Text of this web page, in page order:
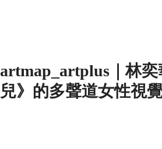
artmap_artplus｜林
兒》的多聲道女性視